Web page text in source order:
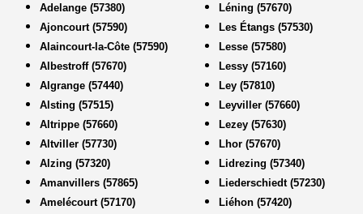
Adelange (57380)
Ajoncourt (57590)
Alaincourt-la-Côte (57590)
Albestroff (57670)
Algrange (57440)
Alsting (57515)
Altrippe (57660)
Altviller (57730)
Alzing (57320)
Amanvillers (57865)
Amelécourt (57170)
Léning (57670)
Les Étangs (57530)
Lesse (57580)
Lessy (57160)
Ley (57810)
Leyviller (57660)
Lezey (57630)
Lhor (57670)
Lidrezing (57340)
Liederschiedt (57230)
Liéhon (57420)